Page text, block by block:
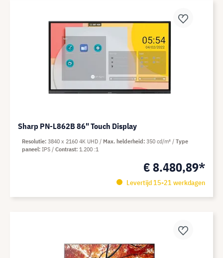
Sharp PN-L862B 86" Touch Display
€ 8.480,89*
Levertijd 15-21 werkdagen
Resolutie 3840 x 2160 4K UHD Max. helderheid 350 cd/m²
Type
paneel IPS Contrast 1.200 :1